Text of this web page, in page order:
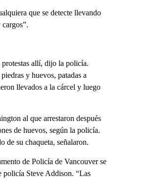
que se detecte llevando
allí, dijo la policía.
y huevos, patadas a
llevados a la cárcel y luego
al que arrestaron después
de huevos, según la policía.
de su chaqueta, señalaron.
de Policía de Vancouver se
policía Steve Addison. “Las